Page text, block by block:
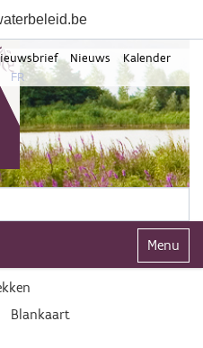
Nieuws
Kalender
FR
Klap
Blankaart